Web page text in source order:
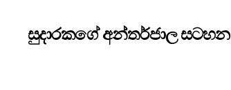
සුදාරකගේ අන්තර්ජාල සටහන